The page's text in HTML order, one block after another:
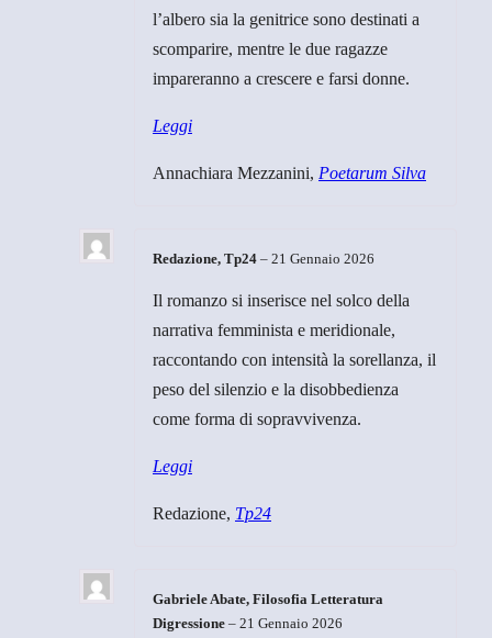
l’albero sia la genitrice sono destinati a
scomparire, mentre le due ragazze
impareranno a crescere e farsi donne.
Leggi
Annachiara Mezzanini, Poetarum Silva
Redazione, Tp24 – 21 Gennaio 2026
Il romanzo si inserisce nel solco della
narrativa femminista e meridionale,
raccontando con intensità la sorellanza, il
peso del silenzio e la disobbedienza
come forma di sopravvivenza.
Leggi
Redazione, Tp24
Gabriele Abate, Filosofia Letteratura
Digressione – 21 Gennaio 2026